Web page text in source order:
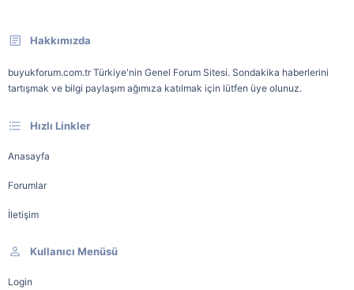
Hakkımızda
buyukforum.com.tr Türkiye'nin Genel Forum Sitesi. Sondakika haberlerini
tartışmak ve bilgi paylaşım ağımıza katılmak için lütfen üye olunuz.
Hızlı Linkler
Anasayfa
Forumlar
İletişim
Kullanıcı Menüsü
Login